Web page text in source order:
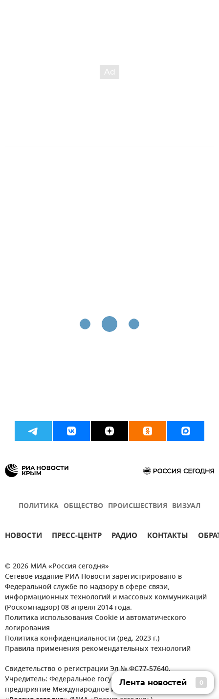
ПОЛИТИКА ОБЩЕСТВО ПРОИСШЕСТВИЯ ВИЗУАЛ
НОВОСТИ ПРЕСС-ЦЕНТР РАДИО КОНТАКТЫ
© 2026 МИА «Россия сегодня»
Сетевое издание РИА Новости зарегистрировано в
Федеральной службе по надзору в сфере связи,
информационных технологий и массовых коммуникаций
(Роскомнадзор) 08 апреля 2014 года.
Политика использования Cookie и автоматического
логирования
Политика конфиденциальности (ред. 2023 г.)
Правила применения рекомендательных технологий
Свидетельство о регистрации Эл № ФС77-57640.
Учредитель: Федеральное государственное унитарное
предприятие Международное информационное агентство
Лента новостей 0
Лента новостей